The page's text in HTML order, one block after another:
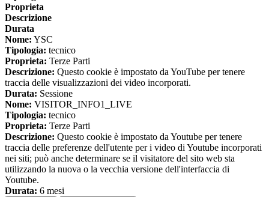
Proprieta
Descrizione
Durata
Nome: YSC
Tipologia: tecnico
Proprieta: Terze Parti
Descrizione: Questo cookie è impostato da YouTube per tenere
traccia delle visualizzazioni dei video incorporati.
Durata: Sessione
Nome: VISITOR_INFO1_LIVE
Tipologia: tecnico
Proprieta: Terze Parti
Descrizione: Questo cookie è impostato da Youtube per tenere
traccia delle preferenze dell'utente per i video di Youtube incorporati
nei siti; può anche determinare se il visitatore del sito web sta
utilizzando la nuova o la vecchia versione dell'interfaccia di
Youtube.
Durata: 6 mesi